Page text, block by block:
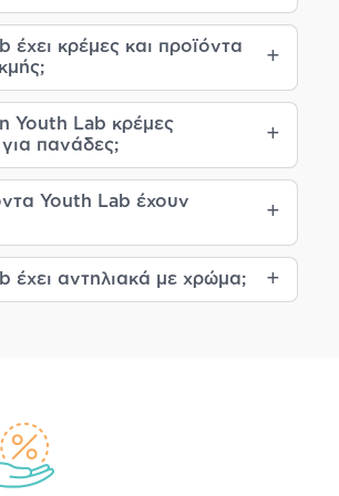
ομορφιά του δέρματος είναι η
του μεταβολισμού του
συστατικάπου “μιλούν” τη
χάρη στις
κυτταρική επικοινωνία και τα
τους που ενισχύουν τους
όχι μόνο αποτελεσματικότητα,
καλλυντική εμπειρία
αγορά γεμάτη υποσχέσεις, η
γιατί έχει
υπόσχεση
έχει κρέμες και προϊόντα
Youth Lab κρέμες
πανάδες;
Youth Lab έχουν
έχει αντηλιακά με χρώμα;